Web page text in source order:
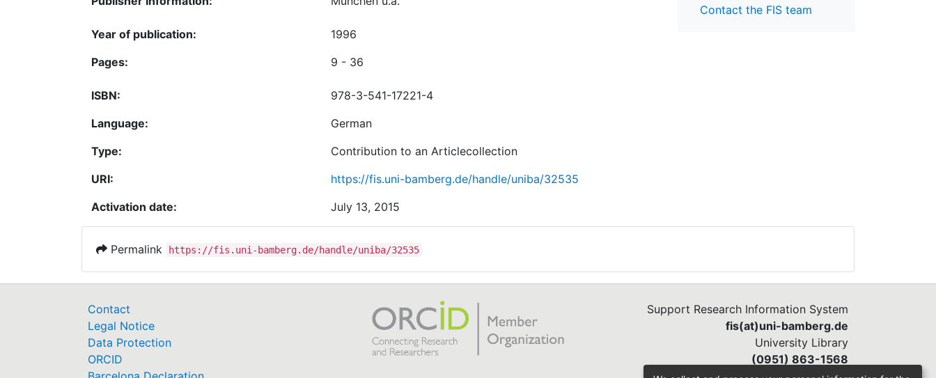
Year of publication:
1996
Pages:
9 - 36
ISBN:
978-3-541-17221-4
Language:
German
Type:
Contribution to an Articlecollection
URI:
https://fis.uni-bamberg.de/handle/uniba/32535
Activation date:
July 13, 2015
Contact the FIS team
Permalink https://fis.uni-bamberg.de/handle/uniba/32535
Contact
Legal Notice
Data Protection
ORCID
Support Research Information System
fis(at)uni-bamberg.de
University Library
(0951) 863-1568